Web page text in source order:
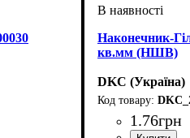
Наконечник-
кв.мм (НШВ)
DKC (Україна)
1.76грн